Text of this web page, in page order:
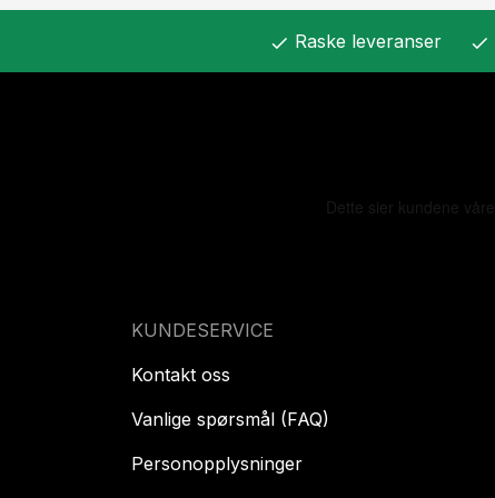
check Raske leveranser check
KUNDESERVICE
Kontakt oss
Vanlige spørsmål (FAQ)
Personopplysninger